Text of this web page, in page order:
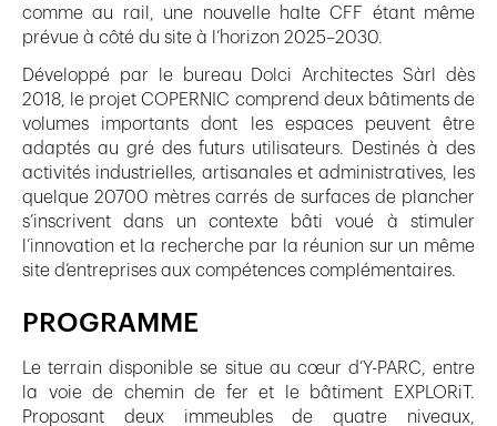
comme au rail, une nouvelle halte CFF étant même
prévue à côté du site à l’horizon 2025–2030.
Développé par le bureau Dolci Architectes Sàrl dès
2018, le projet COPERNIC comprend deux bâtiments de
volumes importants dont les espaces peuvent être
adaptés au gré des futurs utilisateurs. Destinés à des
activités industrielles, artisanales et administratives, les
quelque 20700 mètres carrés de surfaces de plancher
s’inscrivent dans un contexte bâti voué à stimuler
l’innovation et la recherche par la réunion sur un même
site d’entreprises aux compétences complémentaires.
PROGRAMME
Le terrain disponible se situe au cœur d’Y-PARC, entre
la voie de chemin de fer et le bâtiment EXPLORiT.
Proposant deux immeubles de quatre niveaux,